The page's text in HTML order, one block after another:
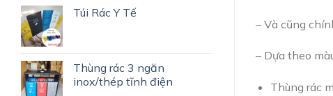
Túi Rác Y Tế
Thùng rác 3 ngăn
inox/thép tĩnh điện
– Và cũng
– Dựa theo
Thùng rác